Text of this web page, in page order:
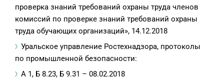
проверка знаний требований охраны труда членов
комиссий по проверке знаний требований охраны
труда обучающих организаций», 14.12.2018
Уральское управление Ростехнадзора, протоколы
по промышленной безопасности:
А 1, Б 8.23, Б 9.31 – 08.02.2018